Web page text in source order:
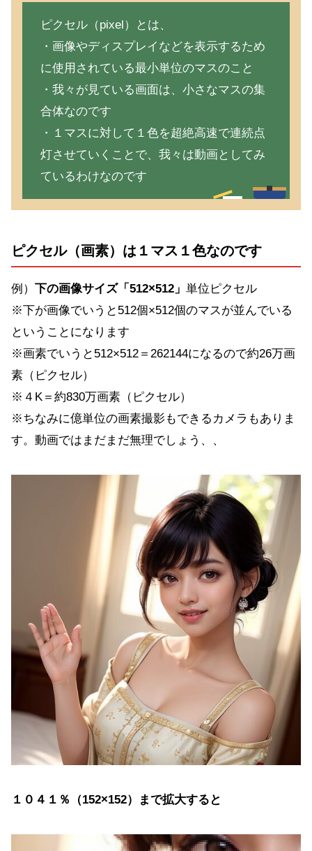
ピクセル（pixel）とは、
・画像やディスプレイなどを表示するため
に使用されている最小単位のマスのこと
・我々が見ている画面は、小さなマスの集
合体なのです
・１マスに対して１色を超絶高速で連続点
灯させていくことで、我々は動画としてみ
ているわけなのです
ピクセル（画素）は１マス１色なのです
例） 下の画像サイズ「512×512」 単位ピクセル
※下が画像でいうと512個×512個のマスが並んでいる
ということになります
※画素でいうと512×512＝262144になるので約26万画
素（ピクセル）
※４K＝約830万画素（ピクセル）
※ちなみに億単位の画素撮影もできるカメラもありま
す。動画ではまだまだ無理でしょう、、
１０４１％（152×152）まで拡大すると